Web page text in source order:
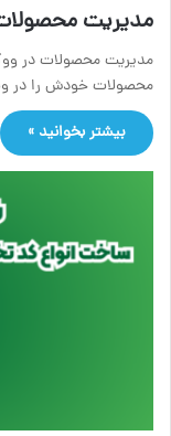
مدیریت
مدیریت محصولات در
محصولات خودش را در
بیشتر بخوانید »